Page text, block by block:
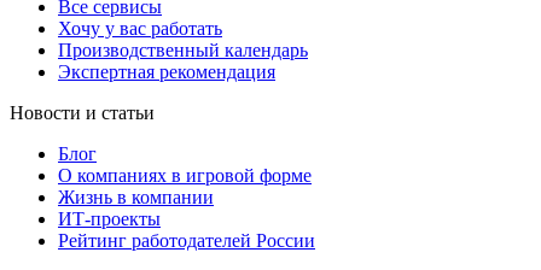
Все сервисы
Хочу у вас работать
Производственный календарь
Экспертная рекомендация
Новости и статьи
Блог
О компаниях в игровой форме
Жизнь в компании
ИТ-проекты
Рейтинг работодателей России